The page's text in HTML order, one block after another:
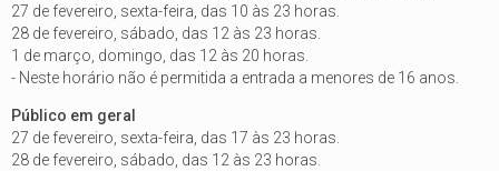
27 de fevereiro, sexta-feira, das 10 às 23 horas.
28 de fevereiro, sábado, das 12 às 23 horas.
1 de março, domingo, das 12 às 20 horas.
- Neste horário não é permitida a entrada a menores de 16 anos.
Público em geral
27 de fevereiro, sexta-feira, das 17 às 23 horas.
28 de fevereiro, sábado, das 12 às 23 horas.